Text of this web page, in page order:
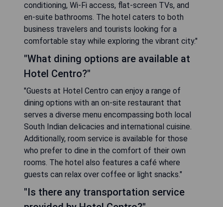
conditioning, Wi-Fi access, flat-screen TVs, and
en-suite bathrooms. The hotel caters to both
business travelers and tourists looking for a
comfortable stay while exploring the vibrant city."
"What dining options are available at
Hotel Centro?"
"Guests at Hotel Centro can enjoy a range of
dining options with an on-site restaurant that
serves a diverse menu encompassing both local
South Indian delicacies and international cuisine.
Additionally, room service is available for those
who prefer to dine in the comfort of their own
rooms. The hotel also features a café where
guests can relax over coffee or light snacks."
"Is there any transportation service